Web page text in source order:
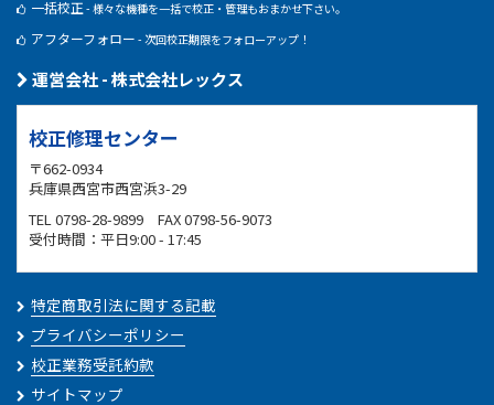
一括校正 - 様々な機種を一括で校正・管理もおまかせ下さい。
アフターフォロー - 次回校正期限をフォローアップ！
運営会社 - 株式会社レックス
校正修理センター
〒662-0934
兵庫県西宮市西宮浜3-29
TEL 0798-28-9899 FAX 0798-56-9073
受付時間：平日9:00 - 17:45
特定商取引法に関する記載
プライバシーポリシー
校正業務受託約款
サイトマップ